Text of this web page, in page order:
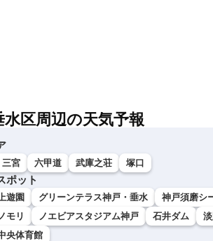
水区周辺の天気予報
三宮 六甲道 武庫之荘 塚口
ポット
遊園 グリーンテラス神戸・垂水 神戸須磨シ
モリ
ノエビアスタジアム神戸 石井ダム
央体育館